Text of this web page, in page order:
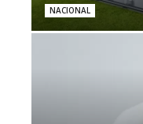
NACIONAL